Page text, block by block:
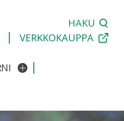
HAKU
VERKKOKAUPPA
Avaa/sulje alavalikko